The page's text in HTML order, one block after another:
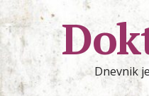
Dnevnik